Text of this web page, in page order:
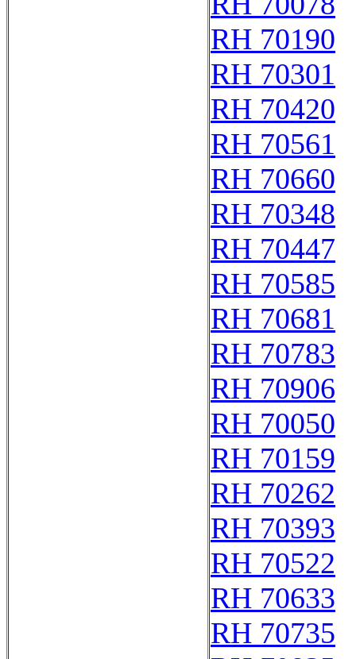
RH 70190
RH 70301
RH 70420
RH 70561
RH 70660
RH 70348
RH 70447
RH 70585
RH 70681
RH 70783
RH 70906
RH 70050
RH 70159
RH 70262
RH 70393
RH 70522
RH 70633
RH 70735